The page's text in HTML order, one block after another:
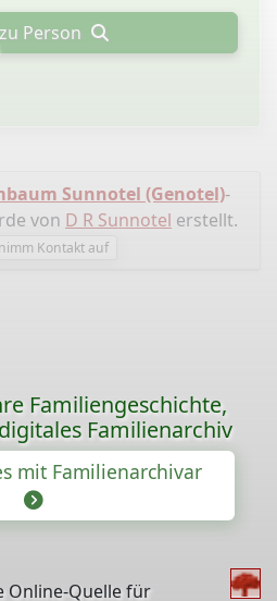
Person
Sunnotel (Genotel)-
von D R Sunnotel erstellt.
nimm Kontakt auf
Familiengeschichte,
Familienarchiv
mit Familienarchivar
Online-Quelle für